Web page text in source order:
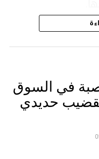
توفيت نوكينوفا
إحدى عظام
متعددة على
بيشيمباييف (43 عاما) اتهامات بالتعذيب
ويواجه عقوبة
في السوق
حديدي